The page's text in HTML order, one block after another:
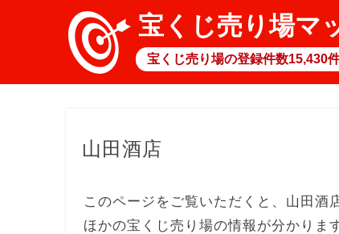
宝くじ売り場マ
宝くじ売り場の登録件数15,430
山田酒店
このページをご覧いただくと、山田酒
ほかの宝くじ売り場の情報が分かりま